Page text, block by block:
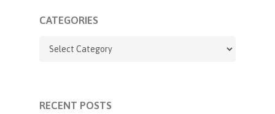
CATEGORIES
RECENT POSTS